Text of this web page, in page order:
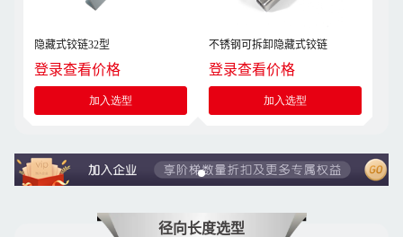
隐藏式铰链32型
登录查看价格
加入选型
不锈钢可拆卸隐藏式铰链
登录查看价格
加入选型
径向长度选型